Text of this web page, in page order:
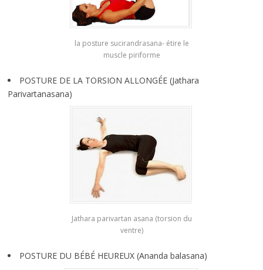
la posture sucirandrasana- étire le
muscle piriforme
POSTURE DE LA TORSION ALLONGÉE (Jathara
Parivartanasana)
Jathara parivartan asana (torsion du
ventre)
POSTURE DU BÉBÉ HEUREUX (Ananda balasana)